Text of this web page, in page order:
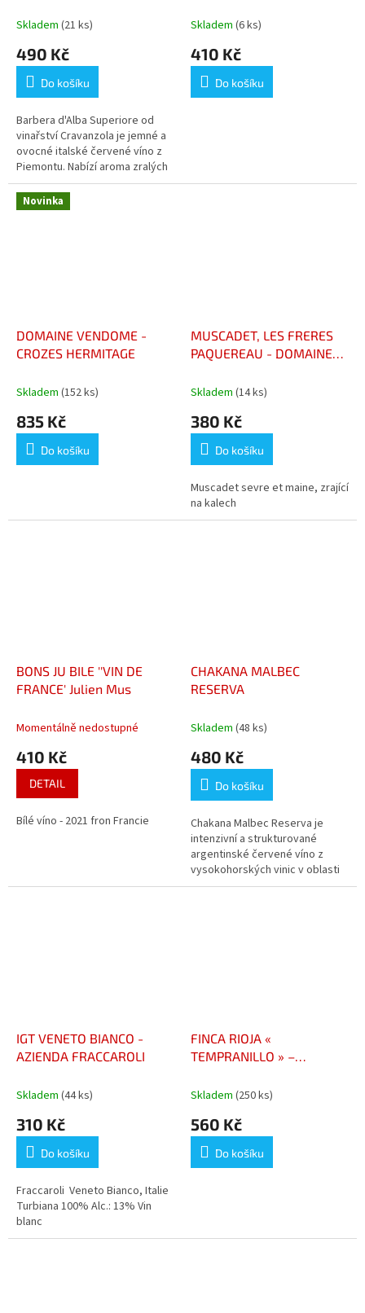
Skladem (21 ks)
490 Kč
Do košíku
Barbera d'Alba Superiore od
vinařství Cravanzola je jemné a
ovocné italské červené víno z
Piemontu. Nabízí aroma zralých
třešní, švestek a jemných tónů
dřeva zráním v sudech. V...
Skladem (6 ks)
410 Kč
Do košíku
Novinka
DOMAINE VENDOME -
CROZES HERMITAGE
Skladem (152 ks)
835 Kč
Do košíku
MUSCADET, LES FRERES
PAQUEREAU - DOMAINE
Skladem (14 ks)
380 Kč
Do košíku
Muscadet sevre et maine, zrající
na kalech
BONS JU BILE ''VIN DE
FRANCE' Julien Mus
Momentálně nedostupné
410 Kč
DETAIL
Bílé víno - 2021 fron Francie
CHAKANA MALBEC
RESERVA
Skladem (48 ks)
480 Kč
Do košíku
Chakana Malbec Reserva je
intenzivní a strukturované
argentinské červené víno z
vysokohorských vinic v oblasti
Mendoza. Nabízí aroma zralého
IGT VENETO BIANCO -
AZIENDA FRACCAROLI
Skladem (44 ks)
310 Kč
Do košíku
Fraccaroli Veneto Bianco, Italie
Turbiana 100% Alc.: 13% Vin
blanc
FINCA RIOJA «
TEMPRANILLO » –
Skladem (250 ks)
560 Kč
Do košíku